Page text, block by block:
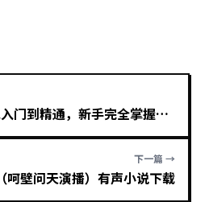
抖音直播带货 运营从入门到精通，新手完全掌握带货直播全流程（23节）
下一篇 →
呵壁问天演播）有声小说下载